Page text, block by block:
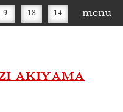
9 13 14 menu
AKIYAMA